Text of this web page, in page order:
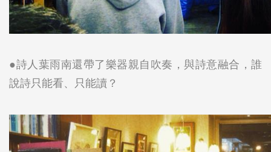
●詩人葉雨南還帶了樂器親自吹奏，與詩意融合，誰
說詩只能看、只能讀？